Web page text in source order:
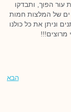
עור הפוך, ותבדקו
ים של המלצות חמות
וניתן את כל כולנו
מרוצים!!!
הבא